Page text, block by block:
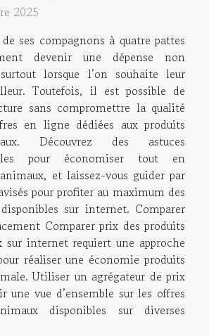
2025
ses compagnons à quatre pattes
devenir une dépense non
lorsque l’on souhaite leur
Toutefois, il est possible de
sans compromettre la qualité
en ligne dédiées aux produits
Découvrez des astuces
pour économiser tout en
et laissez-vous guider par
pour profiter au maximum des
sur internet. Comparer
Comparer prix des produits
sur internet requiert une approche
réaliser une économie produits
Utiliser un agrégateur de prix
une vue d’ensemble sur les offres
disponibles sur diverses